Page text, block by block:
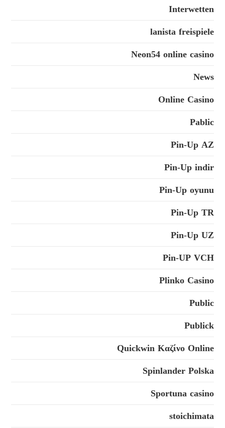
Interwetten
lanista freispiele
Neon54 online casino
News
Online Casino
Pablic
Pin-Up AZ
Pin-Up indir
Pin-Up oyunu
Pin-Up TR
Pin-Up UZ
Pin-UP VCH
Plinko Casino
Public
Publick
Quickwin Καζίνο Online
Spinlander Polska
Sportuna casino
stoichimata